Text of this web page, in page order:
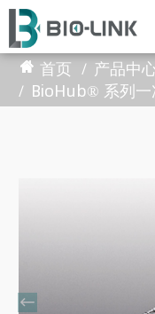
首页 产品中
BioHub® 系列一
